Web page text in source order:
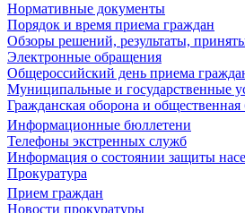
Нормативные документы
Порядок и время приема граждан
Обзоры решений, результаты,
Электронные обращения
Общероссийский день приема
Муниципальные и государственные
Гражданская оборона и общественная
Информационные бюллетени
Телефоны экстренных служб
Информация о состоянии защиты
Прокуратура
Прием граждан
Новости прокуратуры